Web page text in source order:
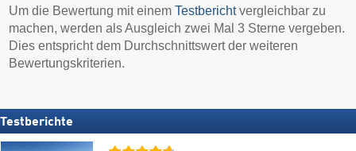
Um die Bewertung mit einemTestberichtvergleichbar zu
machen, werden als Ausgleich zwei Mal 3 Sterne vergeben.
Dies entspricht dem Durchschnittswert der weiteren
Bewertungskriterien.
Testberichte